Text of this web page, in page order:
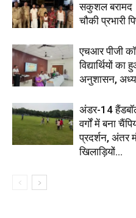
सकुशल बरामद
चौकी प्रभारी
एचआर पीजी
विद्यार्थियों
अनुशासन,
अंडर-14
वर्गों में बना
प्रदर्शन, अंतर
खिलाड़ियों...